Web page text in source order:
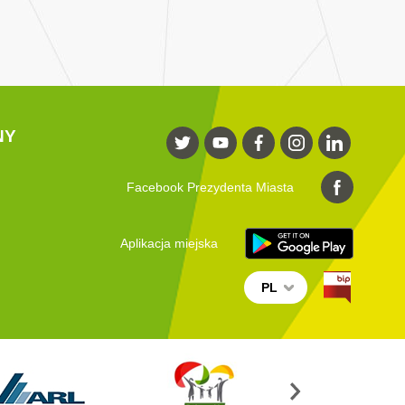
Facebook Prezydenta Miasta
Aplikacja miejska
PL